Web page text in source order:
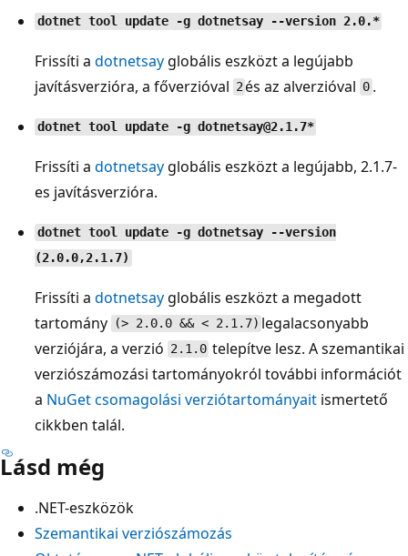
dotnet tool update -g dotnetsay --version 2.0.*
Frissíti a dotnetsay globális eszközt a legújabb
javításverzióra, a főverzióval 2és az alverzióval 0.
dotnet tool update -g dotnetsay@2.1.7*
Frissíti a dotnetsay globális eszközt a legújabb, 2.1.7-
es javításverzióra.
dotnet tool update -g dotnetsay --version
(2.0.0,2.1.7)
Frissíti a dotnetsay globális eszközt a megadott
tartomány
(> 2.0.0 && < 2.1.7) legalacsonyabb
verziójára, a verzió 2.1.0 telepítve lesz. A szemantikai
verziószámozási tartományokról további információt
a NuGet csomagolási verziótartományait ismertető
cikkben talál.
Lásd még
.NET-eszközök
Szemantikai verziószámozás